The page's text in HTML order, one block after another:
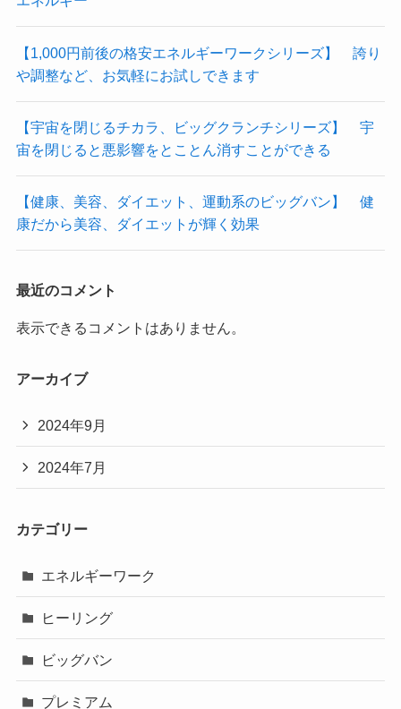
【1,000円前後の格安エネルギーワークシリーズ】 誇り
や調整など、お気軽にお試しできます
【宇宙を閉じるチカラ、ビッグクランチシリーズ】 宇
宙を閉じると悪影響をとことん消すことができる
【健康、美容、ダイエット、運動系のビッグバン】 健
康だから美容、ダイエットが輝く効果
最近のコメント
表示できるコメントはありません。
アーカイブ
2024年9月
2024年7月
カテゴリー
エネルギーワーク
ヒーリング
ビッグバン
プレミアム